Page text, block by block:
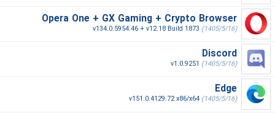
Opera One + GX Gaming + Crypto Browser
v134.0.5954.46 + v12.18 Build 1873 (1405/5/16)
Discord
v1.0.9251 (1405/5/16)
Edge
v151.0.4129.72 x86/x64 (1405/5/16)